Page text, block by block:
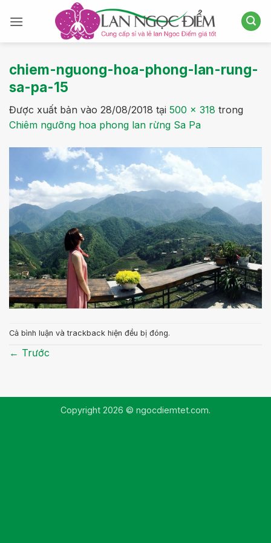
qua
chiem-nguong-hoa-phong-lan-rung-
sa-pa-15
Được xuất bản vào 28/08/2018 tại 500 × 318 trong
Chiêm ngưỡng hoa phong lan rừng Sa Pa
Cả bình luận và trackback hiện đều bị đóng.
← Trước
Copyright 2026 © ngocdiemtet.com.